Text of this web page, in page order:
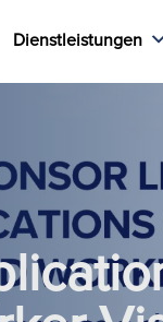
Dienstleistungen